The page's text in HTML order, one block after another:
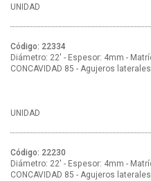
UNIDAD
Código: 22334
Diámetro: 22' - Espesor: 4mm -
CONCAVIDAD 85 - Agujeros
UNIDAD
Código: 22230
Diámetro: 22' - Espesor: 4mm -
CONCAVIDAD 85 - Agujeros